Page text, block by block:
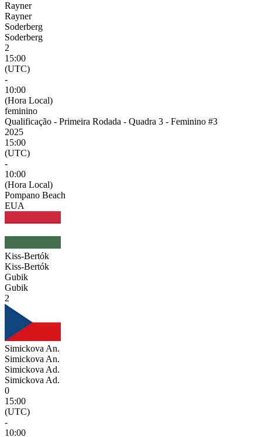
Rayner
Rayner
Soderberg
Soderberg
2
15:00
(UTC)
-
10:00
(Hora Local)
feminino
Qualificação - Primeira Rodada - Quadra 3 - Feminino #3
2025
15:00
(UTC)
-
10:00
(Hora Local)
Pompano Beach
EUA
Kiss-Bertók
Kiss-Bertók
Gubik
Gubik
2
Simickova An.
Simickova An.
Simickova Ad.
Simickova Ad.
0
15:00
(UTC)
-
10:00